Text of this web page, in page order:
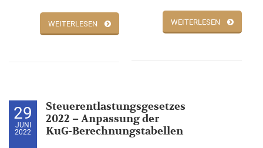
WEITERLESEN WEITERLESEN
29
JUNI
2022
Steuerentlastungsgesetzes
2022 – Anpassung der
KuG-Berechnungstabellen